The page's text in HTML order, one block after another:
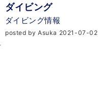
ダイビング
ダイビング情報
posted by Asuka 2021-07-02